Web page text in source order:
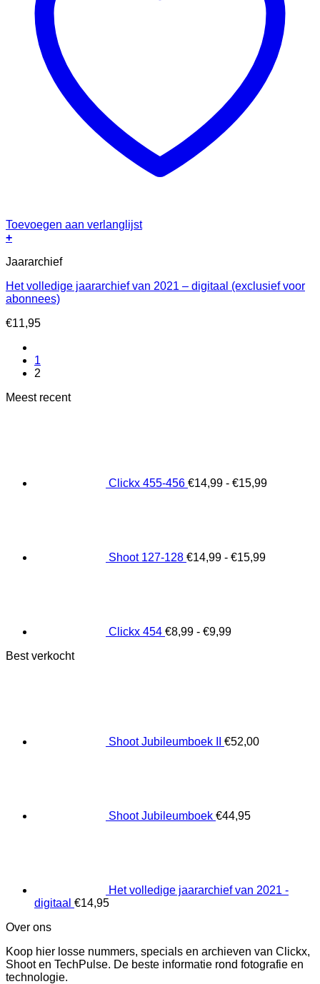
Toevoegen aan verlanglijst
+
Jaararchief
Het volledige jaararchief van 2021 – digitaal (exclusief voor
abonnees)
€11,95
1
2
Meest recent
Clickx 455-456 €14,99 - €15,99
Shoot 127-128 €14,99 - €15,99
Clickx 454 €8,99 - €9,99
Best verkocht
Shoot Jubileumboek II €52,00
Shoot Jubileumboek €44,95
Het volledige jaararchief van 2021 -
digitaal €14,95
Over ons
Koop hier losse nummers, specials en archieven van Clickx,
Shoot en TechPulse. De beste informatie rond fotografie en
technologie.